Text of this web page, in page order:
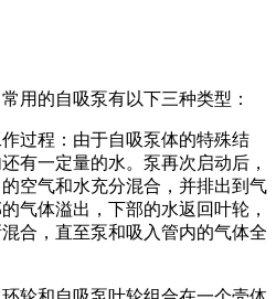
常用的自吸泵有以下三种类型：
过程：由于自吸泵体的特殊结
有一定量的水。泵再次启动后，
空气和水充分混合，并排出到气
气体溢出，下部的水返回叶轮，
合，直至泵和吸入管内的气体全